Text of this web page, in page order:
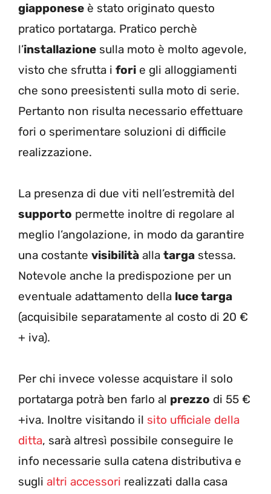
giapponese è stato originato questo
pratico portatarga. Pratico perchè
l’installazione sulla moto è molto agevole,
visto che sfrutta i fori e gli alloggiamenti
che sono preesistenti sulla moto di serie.
Pertanto non risulta necessario effettuare
fori o sperimentare soluzioni di difficile
realizzazione.
La presenza di due viti nell’estremità del
supporto permette inoltre di regolare al
meglio l’angolazione, in modo da garantire
una costante visibilità alla targa stessa.
Notevole anche la predispozione per un
eventuale adattamento della luce targa
(acquisibile separatamente al costo di 20 €
+ iva).
Per chi invece volesse acquistare il solo
portatarga potrà ben farlo al prezzo di 55 €
+iva. Inoltre visitando il sito ufficiale della
ditta, sarà altresì possibile conseguire le
info necessarie sulla catena distributiva e
sugli altri accessori realizzati dalla casa